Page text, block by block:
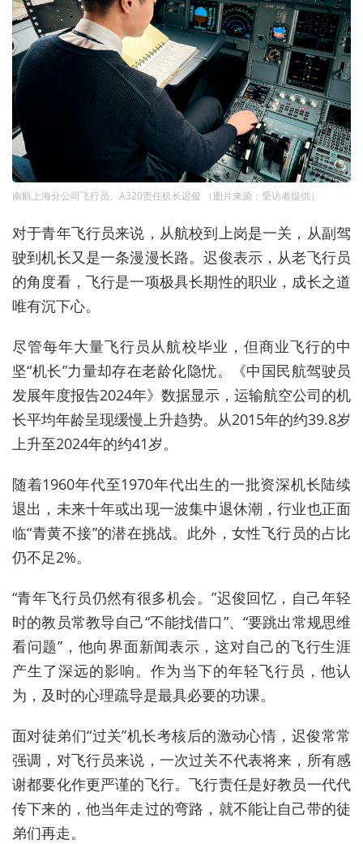
南航上海分公司飞行员、A320责任机长迟俊 （图片来源：受访者提供）
对于青年飞行员来说，从航校到上岗是一关，从副驾
驶到机长又是一条漫漫长路。迟俊表示，从老飞行员
的角度看，飞行是一项极具长期性的职业， 成长之道
唯有沉下心。
尽管每年大量飞行员从航校毕业，但商业飞行的中
坚“机长”力量却存在老龄化隐忧。《中国民航驾驶员
发展年度报告2024年》数据显示，运输航空公司的机
长平均年龄呈现缓慢上升趋势。从2015年的约39.8岁
上升至2024年的约41岁。
随着1960年代至1970年代出生的一批资深机长陆续
退出，未来十年或出现一波集中退休潮，行业也正面
临“青黄不接”的潜在挑战。此外，女性飞行员的占比
仍不足2%。
“青年飞行员仍然有很多机会。”迟俊回忆，自己年轻
时的教员常教导自己“不能找借口”、“要跳出常规思维
看问题”，他向界面新闻表示，这对自己的飞行生涯
产生了深远的影响。作为当下的年轻飞行员 ，他认
为，及时的心理疏导是最具必要的功课。
面对徒弟们“过关”机长考核后的激动心情，迟俊常常
强调，对飞行员来说，一次过关不代表将来，所有感
谢都要化作更严谨的飞行。飞行责任是好教员一代代
传下来的，他当年走过的弯路，就不能让自己带的徒
弟们再走。